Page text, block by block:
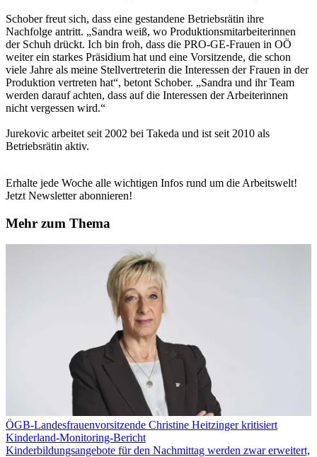
Schober freut sich, dass eine gestandene Betriebsrätin ihre
Nachfolge antritt. „Sandra weiß, wo Produktionsmitarbeiterinnen
der Schuh drückt. Ich bin froh, dass die PRO-GE-Frauen in OÖ
weiter ein starkes Präsidium hat und eine Vorsitzende, die schon
viele Jahre als meine Stellvertreterin die Interessen der Frauen in der
Produktion vertreten hat“, betont Schober. „Sandra und ihr Team
werden darauf achten, dass auf die Interessen der Arbeiterinnen
nicht vergessen wird.“
Jurekovic arbeitet seit 2002 bei Takeda und ist seit 2010 als
Betriebsrätin aktiv.
Erhalte jede Woche alle wichtigen Infos rund um die Arbeitswelt!
Jetzt Newsletter abonnieren!
Mehr zum Thema
ÖGB-Landesfrauenvorsitzende Christine Heitzinger kritisiert
Kinderland-Monitoring-Bericht
Kinderbildungsangebote für den Nachmittag werden zwar erweitert,